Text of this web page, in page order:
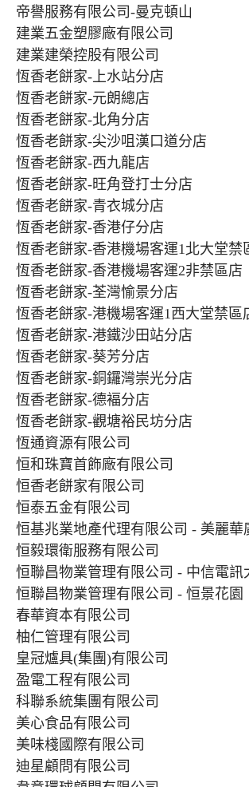
帝譽服務有限公司-曼克頓山
建業五金塑膠廠有限公司
建業建榮控股有限公司
恆香老餅家-上水站分店
恆香老餅家-元朗總店
恆香老餅家-北角分店
恆香老餅家-尖沙咀漢口道分店
恆香老餅家-西九龍店
恆香老餅家-旺角登打士分店
恆香老餅家-青衣城分店
恆香老餅家-香港仔分店
恆香老餅家-香港機場客運1北大堂禁
恆香老餅家-香港機場客運2非禁區店
恆香老餅家-荃灣愉景分店
恆香老餅家-港機場客運1西大堂禁區
恆香老餅家-港鐵沙田站分店
恆香老餅家-葵芳分店
恆香老餅家-銅鑼灣崇光分店
恆香老餅家-德褔分店
恆香老餅家-觀塘裕民坊分店
恆通資源有限公司
恒和珠寶首飾廠有限公司
恒香老餅家有限公司
恒泰五金有限公司
恒基兆業地產代理有限公司 - 美麗華
恒毅環衛服務有限公司
恒聯昌物業管理有限公司 - 中信電訊
恒聯昌物業管理有限公司 - 恒景花園
春華資本有限公司
柚仁管理有限公司
皇冠爐具(集團)有限公司
盈電工程有限公司
科聯系統集團有限公司
美心食品有限公司
美味棧國際有限公司
迪星顧問有限公司